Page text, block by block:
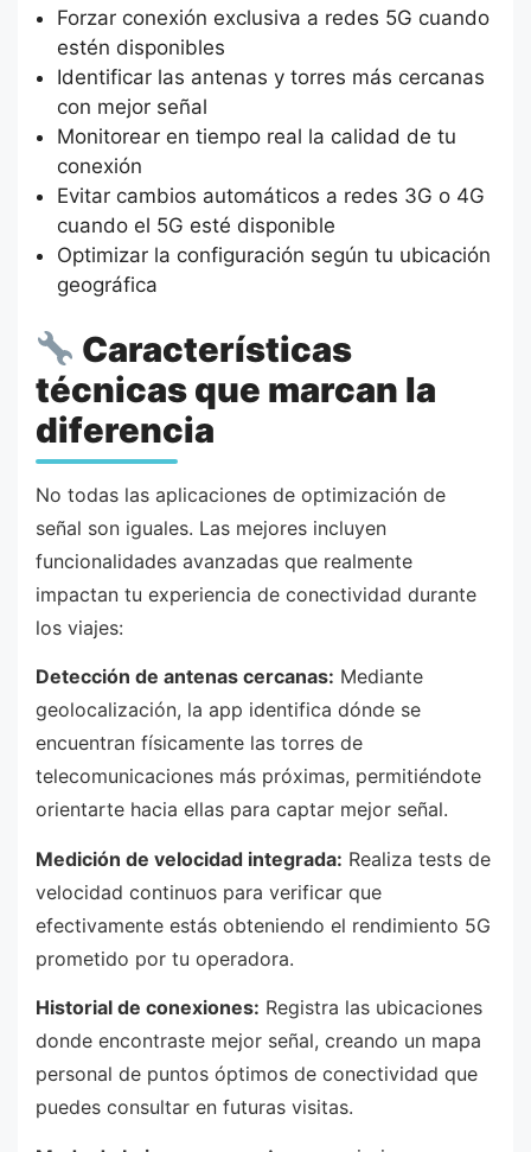
Forzar conexión exclusiva a redes 5G cuando
estén disponibles
Identificar las antenas y torres más cercanas
con mejor señal
Monitorear en tiempo real la calidad de tu
conexión
Evitar cambios automáticos a redes 3G o 4G
cuando el 5G esté disponible
Optimizar la configuración según tu ubicación
geográfica
Características
técnicas que marcan la
diferencia
No todas las aplicaciones de optimización de
señal son iguales. Las mejores incluyen
funcionalidades avanzadas que realmente
impactan tu experiencia de conectividad durante
los viajes:
Detección de antenas cercanas: Mediante
geolocalización, la app identifica dónde se
encuentran físicamente las torres de
telecomunicaciones más próximas, permitiéndote
orientarte hacia ellas para captar mejor señal.
Medición de velocidad integrada: Realiza tests de
velocidad continuos para verificar que
efectivamente estás obteniendo el rendimiento 5G
prometido por tu operadora.
Historial de conexiones: Registra las ubicaciones
donde encontraste mejor señal, creando un mapa
personal de puntos óptimos de conectividad que
puedes consultar en futuras visitas.